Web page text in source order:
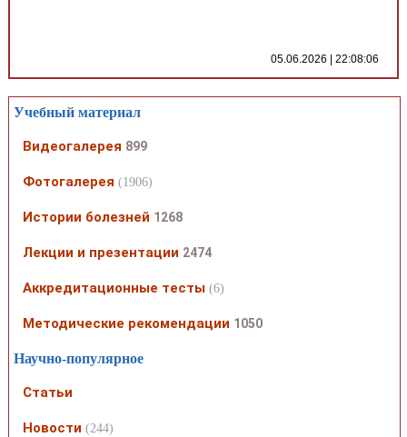
05.06.2026 | 22:08:06
Учебный материал
Видеогалерея 899
Фотогалерея (1906)
Истории болезней 1268
Лекции и презентации 2474
Аккредитационные тесты (6)
Методические рекомендации 1050
Научно-популярное
Статьи
Новости (244)